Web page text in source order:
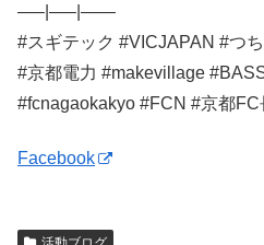
—–|—–|——
#スギテック #VICJAPAN #つ
#京都電力 #makevillage
#fcnagaokakyo #FCN #京都FC
Facebook